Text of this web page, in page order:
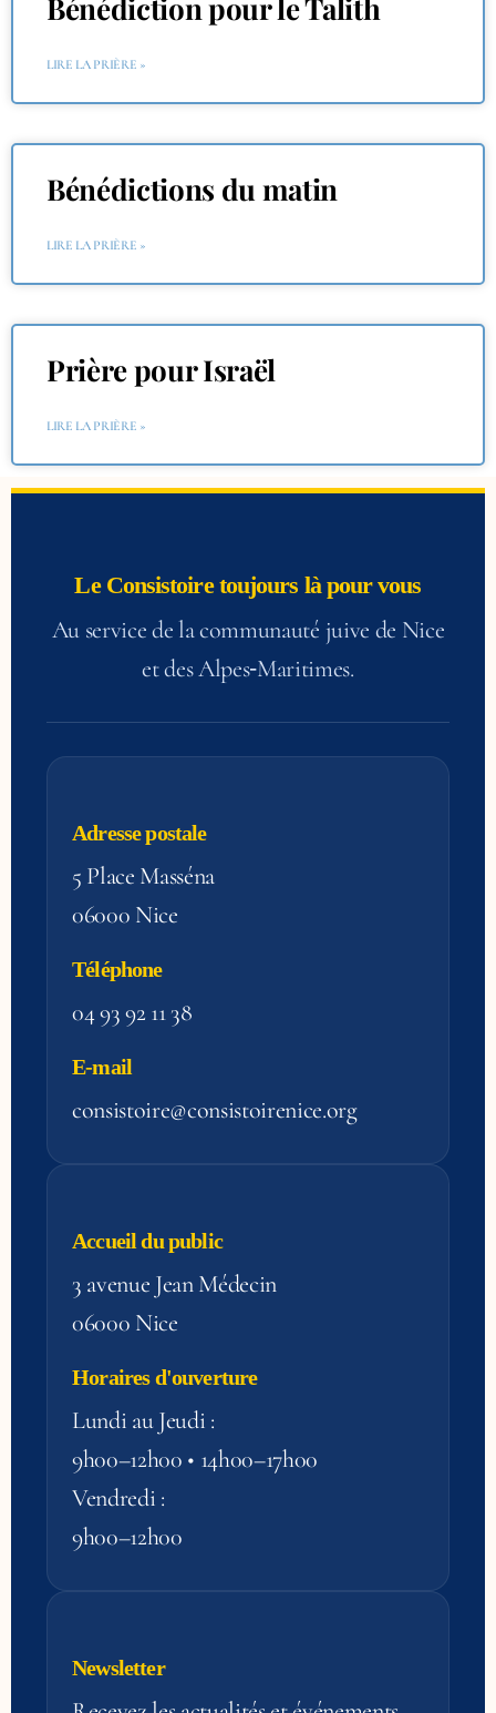
Bénédiction pour le Talith
LIRE LA PRIÈRE »
Bénédictions du matin
LIRE LA PRIÈRE »
Prière pour Israël
LIRE LA PRIÈRE »
Le Consistoire toujours là pour vous
Au service de la communauté juive de Nice
et des Alpes‑Maritimes.
Adresse postale
5 Place Masséna
06000 Nice
Téléphone
04 93 92 11 38
E-mail
consistoire@consistoirenice.org
Accueil du public
3 avenue Jean Médecin
06000 Nice
Horaires d'ouverture
Lundi au Jeudi :
9h00–12h00 • 14h00–17h00
Vendredi :
9h00–12h00
Newsletter